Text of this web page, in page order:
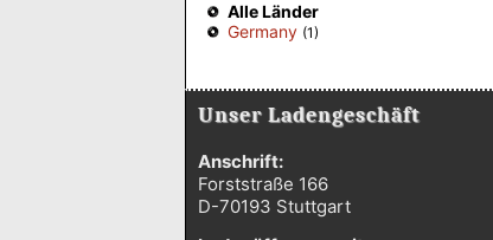
Alle Länder
Germany (1)
Unser Ladengeschäft
Anschrift:
Forststraße 166
D-70193 Stuttgart